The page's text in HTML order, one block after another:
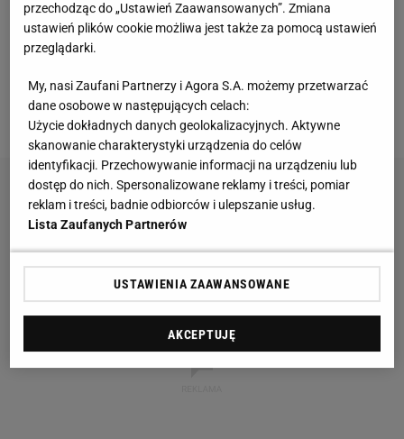
Mariana Dziurowicza czy Ryszarda Forbricha i
tamtymi aferami korupcyjnymi [oskarżono wtedy o
zdecydowanie dużo lepsze. Największe tąpnięcie
było właśnie wtedy, w latach 2003-2006.
przechodząc do „Ustawień Zaawansowanych”. Zmiana
ustawień plików cookie możliwa jest także za pomocą ustawień
przeglądarki.
My, nasi Zaufani Partnerzy i Agora S.A. możemy przetwarzać
dane osobowe w następujących celach:
Użycie dokładnych danych geolokalizacyjnych. Aktywne
skanowanie charakterystyki urządzenia do celów
identyfikacji. Przechowywanie informacji na urządzeniu lub
dostęp do nich. Spersonalizowane reklamy i treści, pomiar
reklam i treści, badnie odbiorców i ulepszanie usług.
Lista Zaufanych Partnerów
USTAWIENIA ZAAWANSOWANE
AKCEPTUJĘ